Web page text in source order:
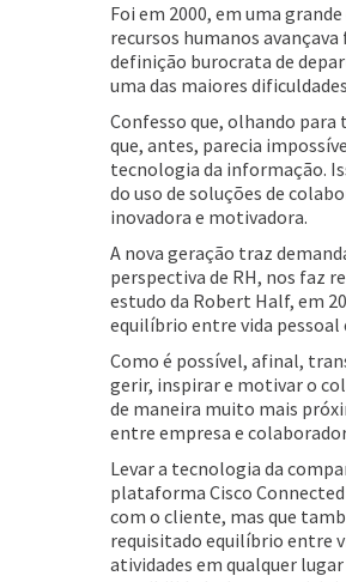
Foi em 2000, em uma
recursos humanos
definição burocrata de
uma das maiores
Confesso que, olhando para
que, antes, parecia
tecnologia da informação.
do uso de soluções de
inovadora e motivadora.
A nova geração traz
perspectiva de RH, nos faz
estudo da Robert Half, em
equilíbrio entre vida
Como é possível, afinal,
gerir, inspirar e motivar o
de maneira muito mais
entre empresa e
Levar a tecnologia da
plataforma Cisco
com o cliente, mas que
requisitado equilíbrio entre
atividades em qualquer